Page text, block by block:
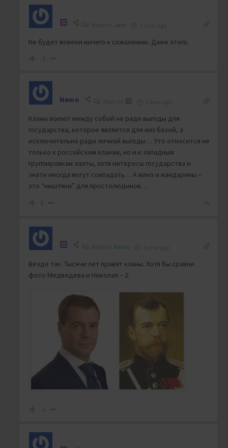
Jash
Не будет вовеки ничего к сожалению. Даже этого.
-2
Nemo
Кланы воюют между собой не ради выгоды для
государства, которое является для них базой, а
исключительно ради личной выгоды… Это относится не
только к российским кланам, но и к западным
группировкам элиты, хотя интересы государства и
знати иногда могут совпадать… А вино и мандарины –
это “ништяки” для простолюдинов…
1
Nemo
Везде так. Тысячи лет правят кланы. Хотя бы сравни
фото Медведева и Николая – 2.
-1